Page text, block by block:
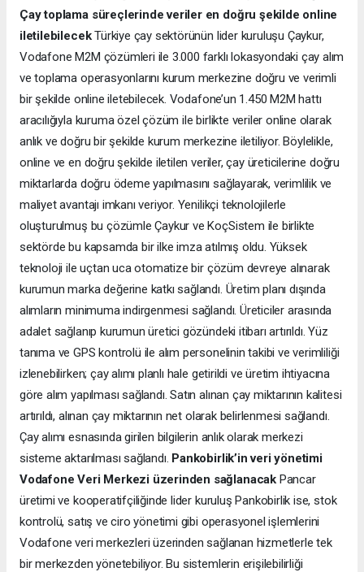
Çay toplama süreçlerinde veriler en doğru şekilde online
iletilebilecekTürkiye çay sektörünün lider kuruluşu Çaykur,
Vodafone M2M çözümleri ile 3.000 farklı lokasyondaki çay alım
ve toplama operasyonlarını kurum merkezine doğru ve verimli
bir şekilde online iletebilecek. Vodafone’un 1.450 M2M hattı
aracılığıyla kuruma özel çözüm ile birlikte veriler online olarak
anlık ve doğru bir şekilde kurum merkezine iletiliyor. Böylelikle,
online ve en doğru şekilde iletilen veriler, çay üreticilerine doğru
miktarlarda doğru ödeme yapılmasını sağlayarak, verimlilik ve
maliyet avantajı imkanı veriyor. Yenilikçi teknolojilerle
oluşturulmuş bu çözümle Çaykur ve KoçSistem ile birlikte
sektörde bu kapsamda bir ilke imza atılmış oldu. Yüksek
teknoloji ile uçtan uca otomatize bir çözüm devreye alınarak
kurumun marka değerine katkı sağlandı. Üretim planı dışında
alımların minimuma indirgenmesi sağlandı. Üreticiler arasında
adalet sağlanıp kurumun üretici gözündeki itibarı artırıldı. Yüz
tanıma ve GPS kontrolü ile alım personelinin takibi ve verimliliği
izlenebilirken; çay alımı planlı hale getirildi ve üretim ihtiyacına
göre alım yapılması sağlandı. Satın alınan çay miktarının kalitesi
artırıldı, alınan çay miktarının net olarak belirlenmesi sağlandı.
Çay alımı esnasında girilen bilgilerin anlık olarak merkezi
sisteme aktarılması sağlandı. Pankobirlik’in veri yönetimi
Vodafone Veri Merkezi üzerinden sağlanacakPancar
üretimi ve kooperatifçiliğinde lider kuruluş Pankobirlik ise, stok
kontrolü, satış ve ciro yönetimi gibi operasyonel işlemlerini
Vodafone veri merkezleri üzerinden sağlanan hizmetlerle tek
bir merkezden yönetebiliyor. Bu sistemlerin erişilebilirliği